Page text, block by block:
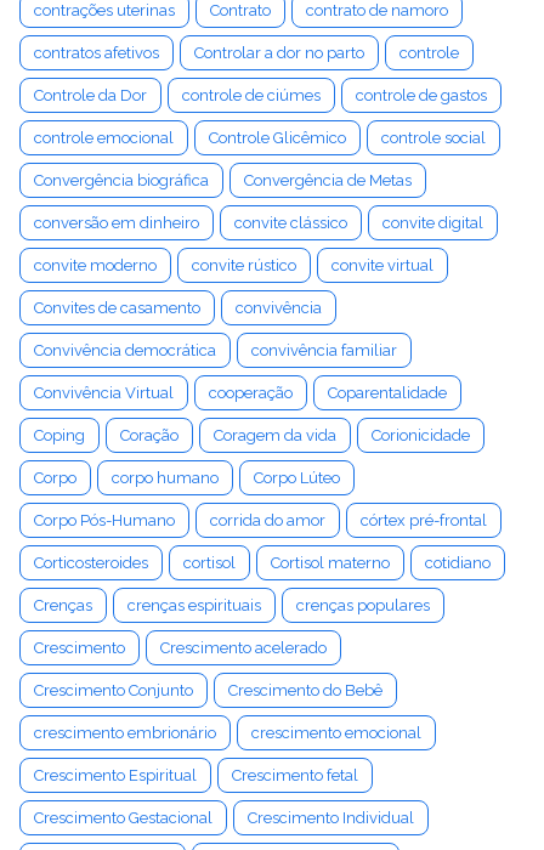
contrações uterinas Contrato contrato de namoro
contratos afetivos Controlar a dor no parto controle
Controle da Dor controle de ciúmes controle de gastos
controle emocional Controle Glicêmico controle social
Convergência biográfica Convergência de Metas
conversão em dinheiro convite clássico convite digital
convite moderno convite rústico convite virtual
Convites de casamento convivência
Convivência democrática convivência familiar
Convivência Virtual cooperação Coparentalidade
Coping Coração Coragem da vida Corionicidade
Corpo corpo humano Corpo Lúteo
Corpo Pós-Humano corrida do amor córtex pré-frontal
Corticosteroides cortisol Cortisol materno cotidiano
Crenças crenças espirituais crenças populares
Crescimento Crescimento acelerado
Crescimento Conjunto Crescimento do Bebê
crescimento embrionário crescimento emocional
Crescimento Espiritual Crescimento fetal
Crescimento Gestacional Crescimento Individual